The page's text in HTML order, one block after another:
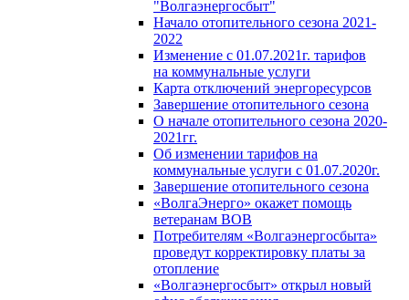
"Волгаэнергосбыт"
Начало отопительного сезона 2021-
2022
Изменение с 01.07.2021г. тарифов
на коммунальные услуги
Карта отключений энергоресурсов
Завершение отопительного сезона
О начале отопительного сезона 2020-
2021гг.
Об изменении тарифов на
коммунальные услуги с 01.07.2020г.
Завершение отопительного сезона
«ВолгаЭнерго» окажет помощь
ветеранам ВОВ
Потребителям «Волгаэнергосбыта»
проведут корректировку платы за
отопление
«Волгаэнергосбыт» открыл новый